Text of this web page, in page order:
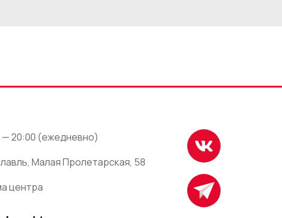
— 20:00 (ежедневно)
Малая Пролетарская, 58
центра